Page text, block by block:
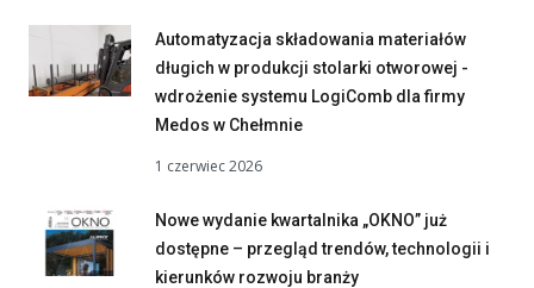
Automatyzacja składowania materiałów
długich w produkcji stolarki otworowej -
wdrożenie systemu LogiComb dla firmy
Medos w Chełmnie
1 czerwiec 2026
Nowe wydanie kwartalnika „OKNO” już
dostępne – przegląd trendów, technologii i
kierunków rozwoju branży